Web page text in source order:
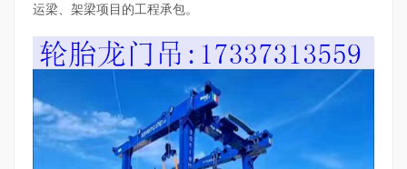
运梁、架梁项目的工程承包。